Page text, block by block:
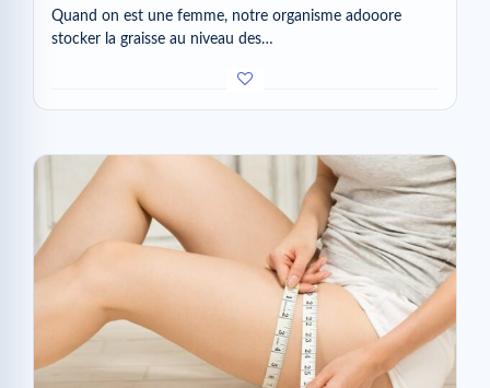
Quand on est une femme, notre organisme adooore
stocker la graisse au niveau des…